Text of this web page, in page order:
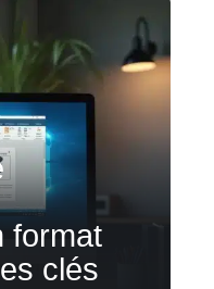
format
clés